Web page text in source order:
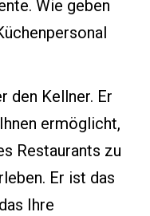
Wie geben
den Kellner. Er
ermöglicht,
Restaurants zu
Er ist das
Ihre